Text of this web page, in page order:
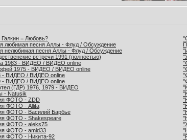
Галкин = Любовь?
любимая песня Аллы - Флуд / Обсуждение
нелюбимая песня Аллы - Флуд / Обсуждение
встречи 1991 (полностью)
1983 - ВИДЕО / ВИДЕО online
1975 - ВИДЕО / ВИДЕО online
- ВИДЕО / ВИДЕО online
- ВИДЕО / ВИДЕО online
(ГДР) 1976, 1979 - ВИДЕО
- Natusik
ФОТО - ZDD
ФОТО - Allita
ФОТО - Василий Барбье
ФОТО - Shakespeare
ФОТО - aleks75
ФОТО - amid33
ФОТО - Никита-92